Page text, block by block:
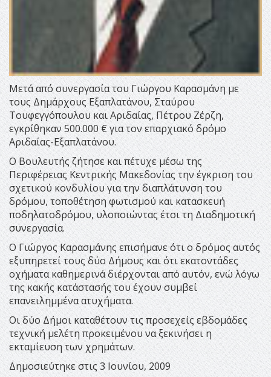
Μετά από συνεργασία του Γιώργου Καρασμάνη με
τους Δημάρχους Εξαπλατάνου, Σταύρου
Τουφεγγόπουλου και Αριδαίας, Πέτρου Ζέρζη,
εγκρίθηκαν 500.000 € για τον επαρχιακό δρόμο
Αριδαίας-Εξαπλατάνου.
Ο Βουλευτής ζήτησε και πέτυχε μέσω της
Περιφέρειας Κεντρικής Μακεδονίας την έγκριση του
σχετικού κονδυλίου για την διαπλάτυνση του
δρόμου, τοποθέτηση φωτισμού και κατασκευή
ποδηλατοδρόμου, υλοποιώντας έτσι τη Διαδημοτική
συνεργασία.
Ο Γιώργος Καρασμάνης επισήμανε ότι ο δρόμος αυτός
εξυπηρετεί τους δύο Δήμους και ότι εκατοντάδες
οχήματα καθημερινά διέρχονται από αυτόν, ενώ λόγω
της κακής κατάστασής του έχουν συμβεί
επανειλημμένα ατυχήματα.
Οι δύο Δήμοι καταθέτουν τις προσεχείς εβδομάδες
τεχνική μελέτη προκειμένου να ξεκινήσει η
εκταμίευση των χρημάτων.
Δημοσιεύτηκε στις 3 Ιουνίου, 2009